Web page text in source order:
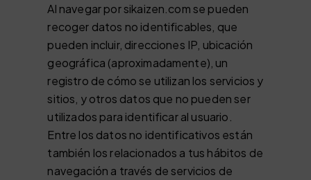
Al navegar por sikaizen.com se pueden
recoger datos no identificables, que
pueden incluir, direcciones IP, ubicación
geográfica (aproximadamente), un
registro de cómo se utilizan los servicios y
sitios, y otros datos que no pueden ser
utilizados para identificar al usuario.
Entre los datos no identificativos están
también los relacionados a tus hábitos de
navegación a través de servicios de